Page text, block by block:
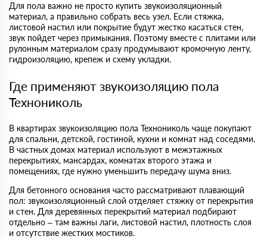
Для пола важно не просто купить звукоизоляционный
материал, а правильно собрать весь узел. Если стяжка,
листовой настил или покрытие будут жестко касаться стен,
звук пойдет через примыкания. Поэтому вместе с плитами или
рулонным материалом сразу продумывают кромочную ленту,
гидроизоляцию, крепеж и схему укладки.
Где применяют звукоизоляцию пола
Технониколь
В квартирах звукоизоляцию пола Технониколь чаще покупают
для спальни, детской, гостиной, кухни и комнат над соседями.
В частных домах материал используют в межэтажных
перекрытиях, мансардах, комнатах второго этажа и
помещениях, где нужно уменьшить передачу шума вниз.
Для бетонного основания часто рассматривают плавающий
пол: звукоизоляционный слой отделяет стяжку от перекрытия
и стен. Для деревянных перекрытий материал подбирают
отдельно – там важны лаги, листовой настил, плотность слоя
и отсутствие жестких мостиков.